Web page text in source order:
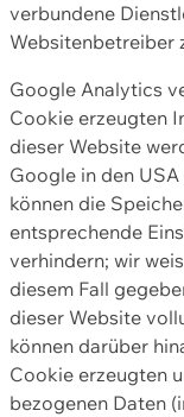
verbundene
Websitenbetreiber
Google Analytics
Cookie erzeugten
dieser Website
Google in den
können die
entsprechende
verhindern; wir
diesem Fall
dieser Website
können darüber
Cookie erzeugten
bezogenen Daten